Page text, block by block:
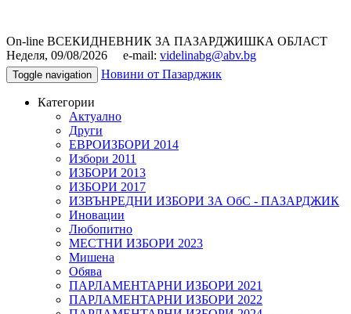
On-line ВСЕКИДНЕВНИК ЗА ПАЗАРДЖИШКА ОБЛАСТ
Неделя, 09/08/2026 e-mail: videlinabg@abv.bg
Toggle navigation Новини от Пазарджик
Категории
Актуално
Други
ЕВРОИЗБОРИ 2014
Избори 2011
ИЗБОРИ 2013
ИЗБОРИ 2017
ИЗВЪНРЕДНИ ИЗБОРИ ЗА ОбС - ПАЗАРДЖИК
Иновации
Любопитно
МЕСТНИ ИЗБОРИ 2023
Мишена
Обява
ПАРЛАМЕНТАРНИ ИЗБОРИ 2021
ПАРЛАМЕНТАРНИ ИЗБОРИ 2022